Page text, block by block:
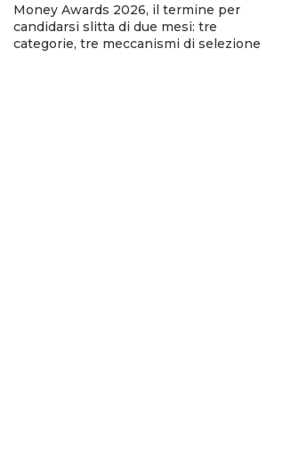
Money Awards 2026, il termine per
candidarsi slitta di due mesi: tre
categorie, tre meccanismi di selezione